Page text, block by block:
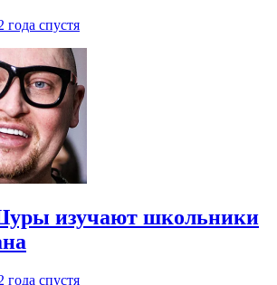
года спустя
изучают школьники
года спустя